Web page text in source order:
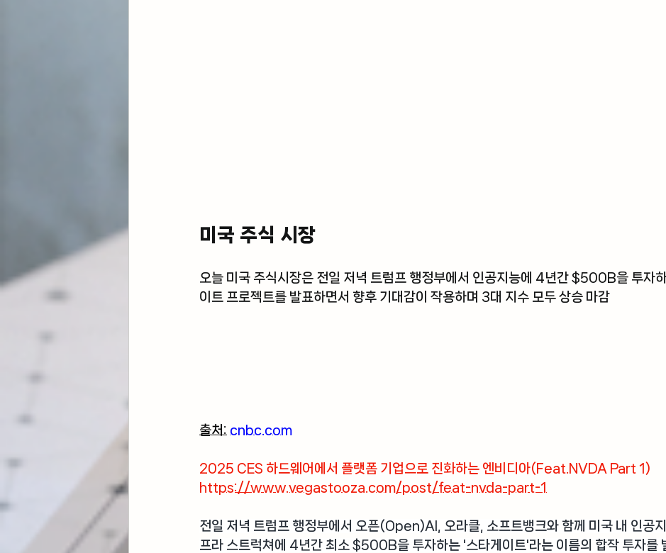
미국 주식 시장
오늘 미국 주식시장은 전일 저녁 트럼프 행정부에서 인공지능에 4년간 $500B을 투자하
이트 프로젝트를 발표하면서 향후 기대감이 작용하며 3대 지수 모두 상승 마감
출처: cnbc.com
2025 CES 하드웨어에서 플랫폼 기업으로 진화하는 엔비디아(Feat.NVDA Part 1)
https://www.vegastooza.com/post/feat-nvda-part-1
전일 저녁 트럼프 행정부에서 오픈(Open)AI, 오라클, 소프트뱅크와 함께 미국 내 인공
프라 스트럭쳐에 4년간 최소 $500B을 투자하는 '스타게이트'라는 이름의 합작 투자를